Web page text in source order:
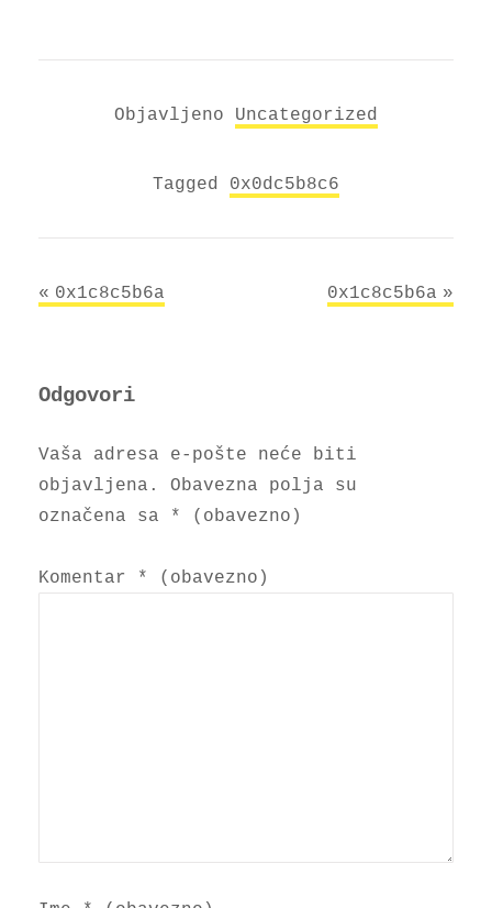
Objavljeno Uncategorized
Tagged 0x0dc5b8c6
Navigacija
0x1c8c5b6a 0x1c8c5b6a
Odgovori
Vaša adresa e-pošte neće biti
objavljena.
Obavezna polja su
označena sa
* (obavezno)
Komentar * (obavezno)